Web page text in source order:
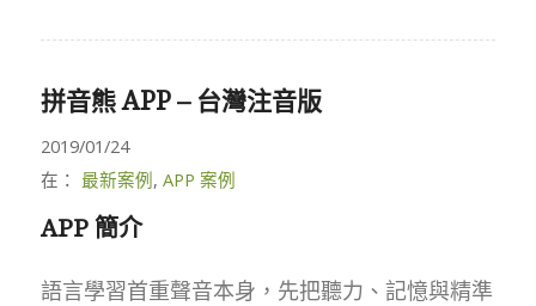
拼音熊 APP – 台灣注音版
2019/01/24
在： 最新案例, APP 案例
APP 簡介
語言學習首重聲音本身，先把聽力、記憶與精準